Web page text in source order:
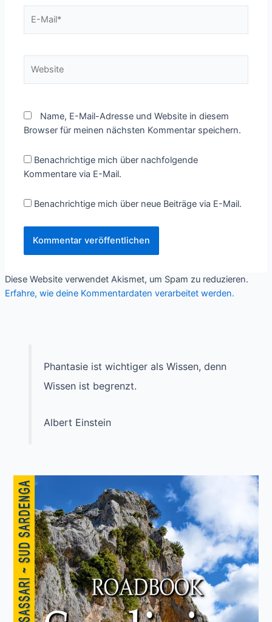
Mail*
Name, E-Mail-Adresse und Website in diesem
Browser für meinen nächsten Kommentar speichern.
Benachrichtige mich über nachfolgende
Kommentare via E-Mail.
Benachrichtige mich über neue Beiträge via E-Mail.
Diese Website verwendet Akismet, um Spam zu reduzieren.
Erfahre, wie deine Kommentardaten verarbeitet werden.
Phantasie ist wichtiger als Wissen, denn
Wissen ist begrenzt.
Albert Einstein